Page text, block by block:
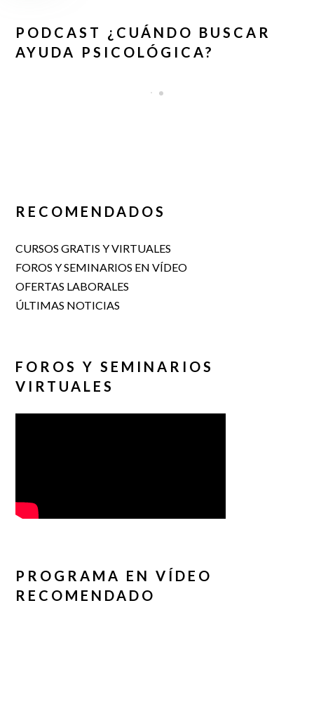
PODCAST ¿CUÁNDO BUSCAR
AYUDA PSICOLÓGICA?
RECOMENDADOS
CURSOS GRATIS Y VIRTUALES
FOROS Y SEMINARIOS EN VÍDEO
OFERTAS LABORALES
ÚLTIMAS NOTICIAS
FOROS Y SEMINARIOS
VIRTUALES
PROGRAMA EN VÍDEO
RECOMENDADO